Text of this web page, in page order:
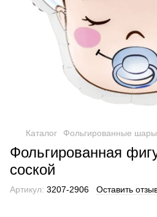
Каталог Фольгированные шары
Фольгированная
соской
Артикул: 3207-2906 Оставить